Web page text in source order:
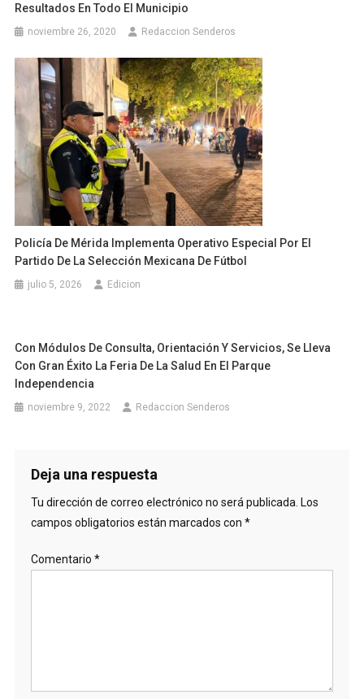
Resultados En Todo El Municipio
noviembre 26, 2020 Redaccion Senderos
Policía De Mérida Implementa Operativo Especial Por El
Partido De La Selección Mexicana De Fútbol
julio 5, 2026 Edicion
Con Módulos De Consulta, Orientación Y Servicios, Se Lleva
Con Gran Éxito La Feria De La Salud En El Parque
Independencia
noviembre 9, 2022 Redaccion Senderos
Deja una respuesta
Tu dirección de correo electrónico no será publicada. Los
campos obligatorios están marcados con *
Comentario *